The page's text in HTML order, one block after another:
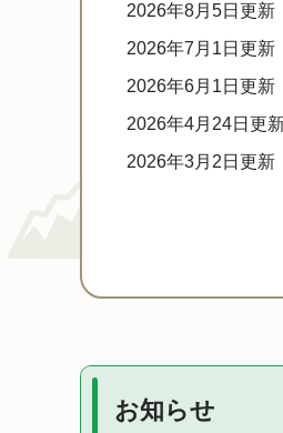
2026年8月5日更新
2026年7月1日更新
2026年6月1日更新
2026年4月24日更
2026年3月2日更新
お知らせ